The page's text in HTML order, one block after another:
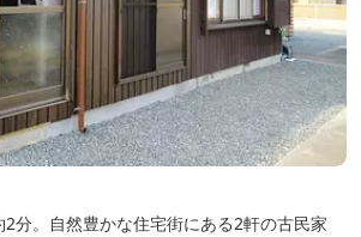
分。自然豊かな住宅街にある2軒の古民家